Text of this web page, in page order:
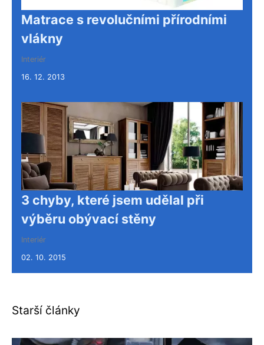
Matrace s revolučními přírodními
vlákny
Interiér
16. 12. 2013
3 chyby, které jsem udělal při
výběru obývací stěny
Interiér
02. 10. 2015
Starší články